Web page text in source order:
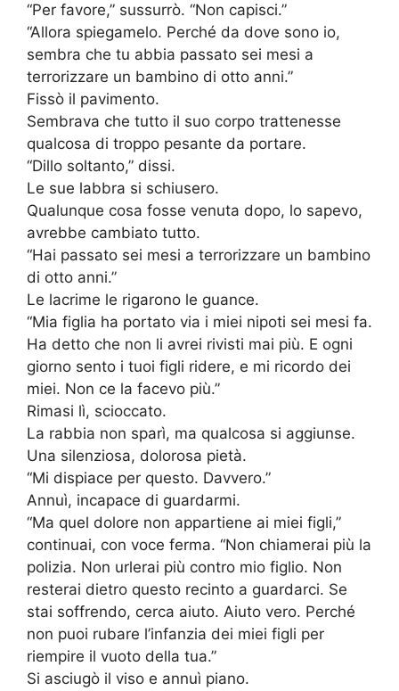
“Per favore,” sussurrò. “Non capisci.”
“Allora spiegamelo. Perché da dove sono io,
sembra che tu abbia passato sei mesi a
terrorizzare un bambino di otto anni.”
Fissò il pavimento.
Sembrava che tutto il suo corpo trattenesse
qualcosa di troppo pesante da portare.
“Dillo soltanto,” dissi.
Le sue labbra si schiusero.
Qualunque cosa fosse venuta dopo, lo sapevo,
avrebbe cambiato tutto.
“Hai passato sei mesi a terrorizzare un bambino
di otto anni.”
Le lacrime le rigarono le guance.
“Mia figlia ha portato via i miei nipoti sei mesi fa.
Ha detto che non li avrei rivisti mai più. E ogni
giorno sento i tuoi figli ridere, e mi ricordo dei
miei. Non ce la facevo più.”
Rimasi lì, scioccato.
La rabbia non sparì, ma qualcosa si aggiunse.
Una silenziosa, dolorosa pietà.
“Mi dispiace per questo. Davvero.”
Annuì, incapace di guardarmi.
“Ma quel dolore non appartiene ai miei figli,”
continuai, con voce ferma. “Non chiamerai più la
polizia. Non urlerai più contro mio figlio. Non
resterai dietro questo recinto a guardarci. Se
stai soffrendo, cerca aiuto. Aiuto vero. Perché
non puoi rubare l’infanzia dei miei figli per
riempire il vuoto della tua.”
Si asciugò il viso e annuì piano.